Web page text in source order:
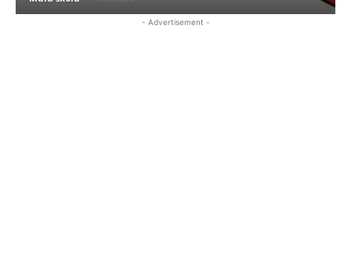
- Advertisement -